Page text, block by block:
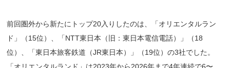
前回圏外から新たにトップ20入りしたのは、「オリエンタルラン
ド」（15位）、「NTT東日本（旧：東日本電信電話）」（18
位）、「東日本旅客鉄道（JR東日本）」（19位）の3社でした。